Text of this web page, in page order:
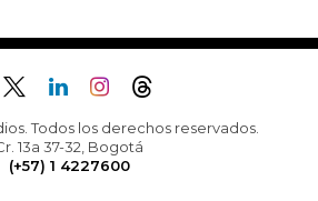
Todos los derechos reservados.
13a 37-32, Bogotá
(+57) 1 4227600